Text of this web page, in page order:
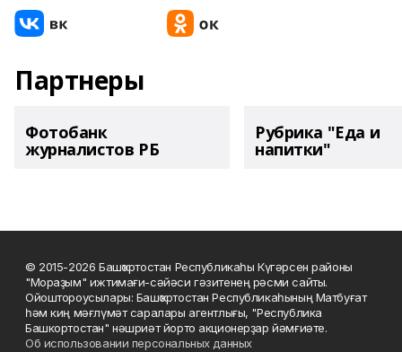
Партнеры
Фотобанк
журналистов РБ
Рубрика "Еда и
напитки"
© 2015-2026 Башҡортостан Республикаһы Күгәрсен районы
"Мораҙым" ижтимағи-сәйәси гәзитенең рәсми сайты.
Ойоштороусылары: Башҡортостан Республикаһының Матбуғат
һәм киң мәғлүмәт саралары агентлығы, "Республика
Башкортостан" нәшриәт йорто акционерҙар йәмғиәте.
Об использовании персональных данных